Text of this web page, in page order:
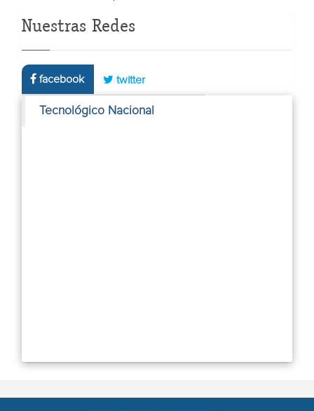
Nuestras Redes
facebook twitter
Tecnológico Nacional